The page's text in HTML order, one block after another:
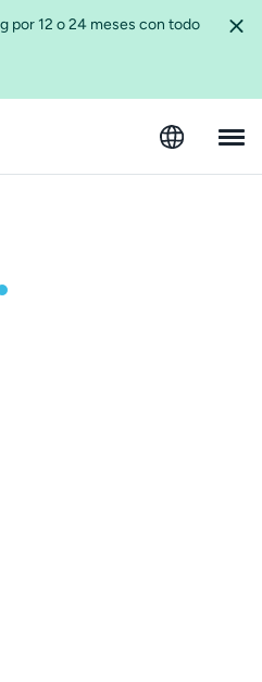
por 12 o 24 meses con todo